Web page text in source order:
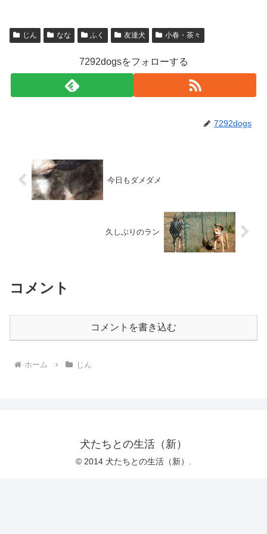
じん なな ふく 友達犬 小春・茶々
7292dogsをフォローする
7292dogs
今日もダメダメ
久しぶりのラン
コメント
コメントを書き込む
ホーム じん
犬たちとの生活（新）
© 2014 犬たちとの生活（新）.